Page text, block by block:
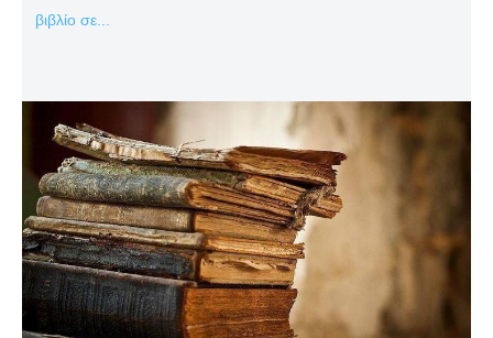
βιβλίο σε...